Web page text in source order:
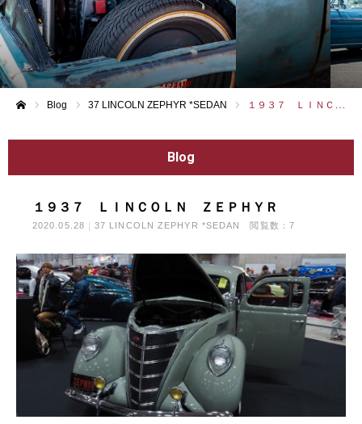
Blog 37 LINCOLN ZEPHYR *SEDAN １９３７ ＬＩＮＣＯＬＮ ＺＥＰＨＹＲ
Blog
１９３７ ＬＩＮＣＯＬＮ ＺＥＰＨＹＲ
2020.05.28 37 LINCOLN ZEPHYR *SEDAN 閲覧数：7